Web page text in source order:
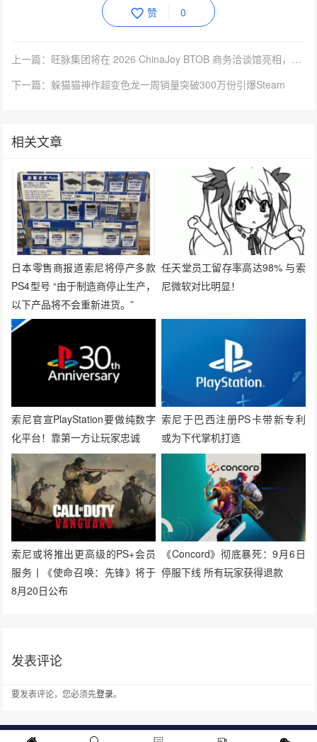
赞 0
上一篇：旺脉集团将在 2026 ChinaJoy BTOB 商务洽谈馆亮相，共启全链路AI营销！
下一篇：躲猫猫神作超变色龙一周销量突破300万份引爆Steam
相关文章
日本零售商报道索尼将停产多款
PS4型号 “由于制造商停止生产，
以下产品将不会重新进货。”
任天堂员工留存率高达98% 与索
尼微软对比明显！
索尼官宣PlayStation要做纯数字
化平台！靠第一方让玩家忠诚
索尼于巴西注册PS卡带新专利
或为下代掌机打造
索尼或将推出更高级的PS+会员
服务丨《使命召唤：先锋》将于
8月20日公布
《Concord》彻底暴死：9月6日
停服下线 所有玩家获得退款
发表评论
要发表评论，您必须先登录。